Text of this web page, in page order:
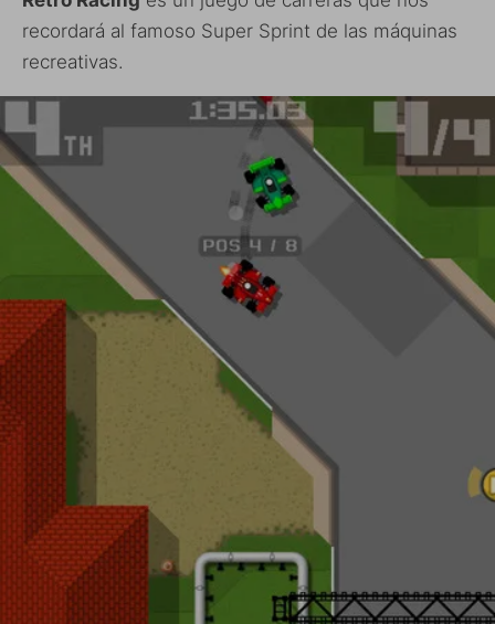
recordará al famoso Super Sprint de las máquinas
recreativas.